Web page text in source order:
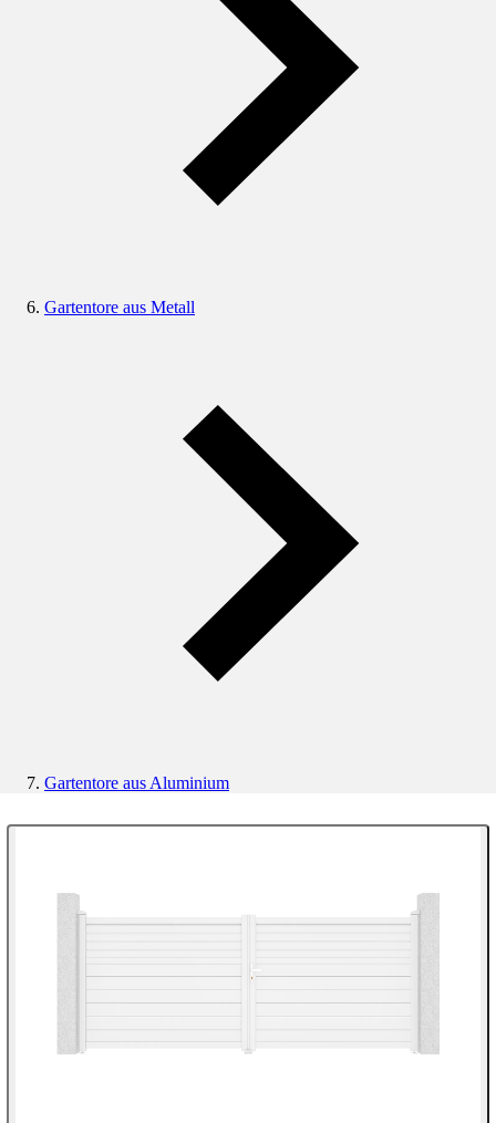
Gartentore aus Metall
Gartentore aus Aluminium